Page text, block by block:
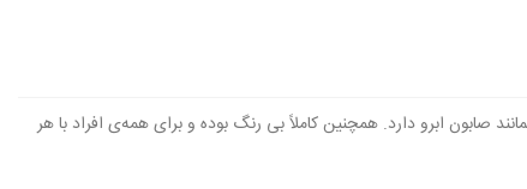
صابون ابرو دارد. همچنین کاملاً بی رنگ بوده و برای همه‌ی افراد با هر